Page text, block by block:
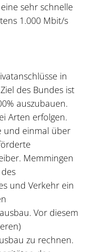
sehr schnelle
1.000 Mbit/s
in
des Bundes ist
auszubauen.
Arten erfolgen.
und einmal über
Memmingen
des
und Verkehr ein
Vor diesem
zu rechnen.